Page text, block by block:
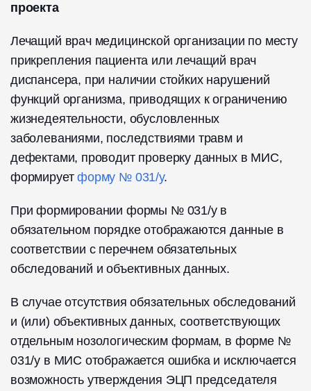
проекта
Лечащий врач медицинской организации по месту
прикрепления пациента или лечащий врач
диспансера, при наличии стойких нарушений
функций организма, приводящих к ограничению
жизнедеятельности, обусловленных
заболеваниями, последствиями травм и
дефектами, проводит проверку данных в МИС,
формируетформу № 031/у.
При формировании формы № 031/у в
обязательном порядке отображаются данные в
соответствии с перечнем обязательных
обследований и объективных данных.
В случае отсутствия обязательных обследований
и (или) объективных данных, соответствующих
отдельным нозологическим формам, в форме №
031/у в МИС отображается ошибка и исключается
возможность утверждения ЭЦП председателя